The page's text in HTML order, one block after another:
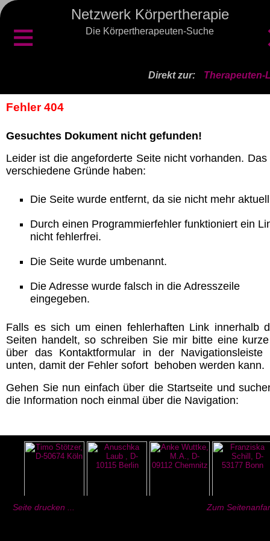
Netzwerk Körpertherapie
Die Körpertherapeuten-Suche
≡
Direkt zur: Therapeuten-
Fehler 404
Gesuchtes Dokument nicht gefunden!
Leider ist die angeforderte Seite nicht vorhanden. Das
verschiedene Gründe haben:
Die Seite wurde entfernt, da sie nicht mehr
Durch einen Programmierfehler funktioniert ein
nicht fehlerfrei.
Die Seite wurde umbenannt.
Die Adresse wurde falsch in die Adresszeile
eingegeben.
Falls es sich um einen fehlerhaften Link innerhalb
Seiten handelt, so schreiben Sie mir bitte eine
über das Kontaktformular in der Navigationsleiste
unten, damit der Fehler sofort behoben werden kann.
Gehen Sie nun einfach über die Startseite und
die Information noch einmal über die Navigation:
Seite drucken ... Zum